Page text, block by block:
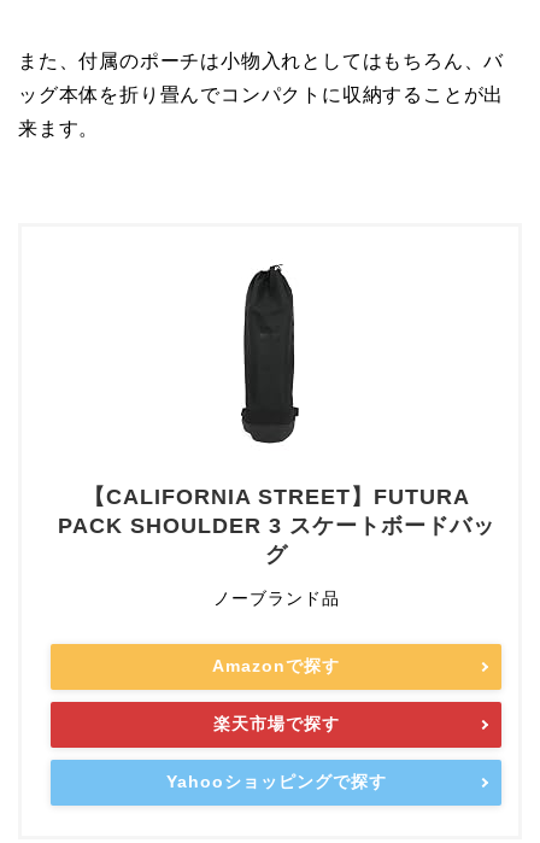
また、付属のポーチは小物入れとしてはもちろん、バ
ッグ本体を折り畳んでコンパクトに収納することが出
来ます。
【CALIFORNIA STREET】FUTURA
PACK SHOULDER 3 スケートボードバッ
グ
ノーブランド品
Amazonで探す
楽天市場で探す
Yahooショッピングで探す